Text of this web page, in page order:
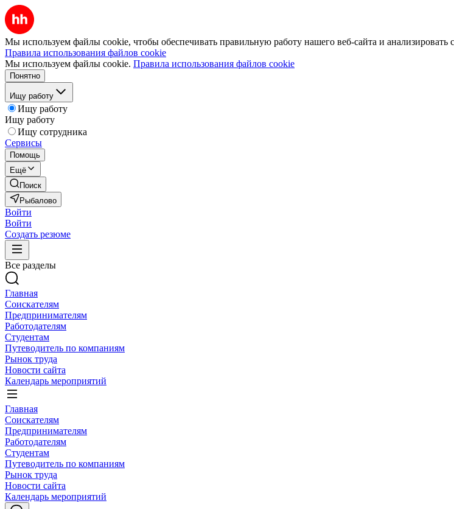
Мы используем файлы cookie, чтобы обеспечивать правильную работу нашего веб-сайта и анализировать
Правила использования файлов cookie
Мы используем файлы cookie. Правила использования файлов cookie
Понятно
Ищу работу
Ищу работу
Ищу работу
Ищу сотрудника
Сервисы
Помощь
Ещё
Поиск
Рыбалово
Войти
Войти
Создать резюме
Все разделы
Главная
Соискателям
Предпринимателям
Работодателям
Студентам
Путеводитель по компаниям
Рынок труда
Новости сайта
Календарь мероприятий
Главная
Соискателям
Предпринимателям
Работодателям
Студентам
Путеводитель по компаниям
Рынок труда
Новости сайта
Календарь мероприятий